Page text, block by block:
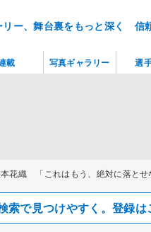
リー、舞台裏をもっと深く 信
花織 「これはもう、絶対に落と
で見つけやすく。登録は
載 写真ギャラリー 選